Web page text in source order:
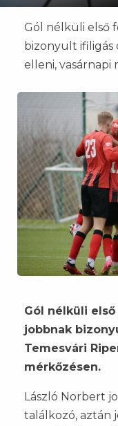
Gól nélküli első
bizonyult ifiligás
elleni, vasárnapi
Gól nélküli
jobbnak
Temesvári
mérkőzésen.
László Norbert
találkozó, aztán